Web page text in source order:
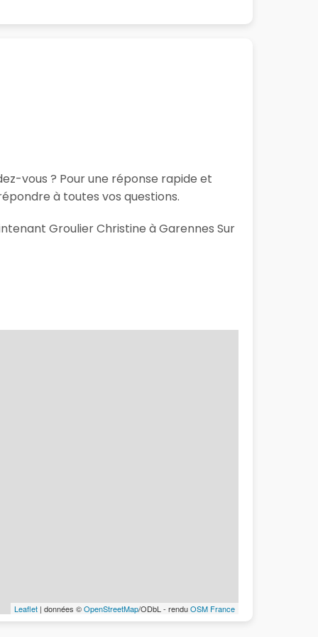
vous ? Pour une réponse rapide et
à toutes vos questions.
Groulier Christine à Garennes Sur
Leaflet | données ©OpenStreetMap/ODbL - renduOSM France